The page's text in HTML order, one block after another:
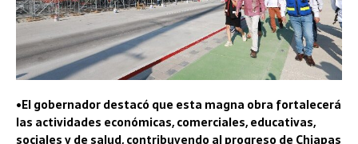
•El gobernador destacó que esta magna obra fortalecerá
las actividades económicas, comerciales, educativas,
sociales y de salud, contribuyendo al progreso de Chiapas